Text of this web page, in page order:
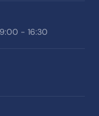
- 16:30